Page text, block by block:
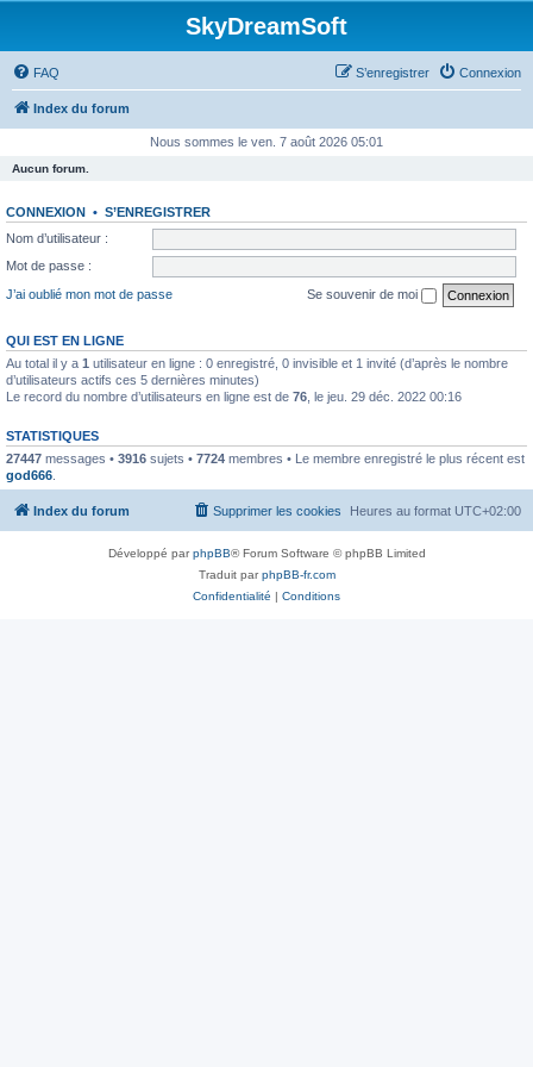
SkyDreamSoft
FAQ Connexion
S’enregistrer
Index du forum
Nous sommes le ven. 7 août 2026 05:01
Aucun forum.
CONNEXION • S’ENREGISTRER
Nom d’utilisateur :
Mot de passe :
J’ai oublié mon mot de passe
Se souvenir de moi
QUI EST EN LIGNE
Au total il y a 1 utilisateur en ligne : 0 enregistré, 0 invisible et 1 invité (d’après le nombre
d’utilisateurs actifs ces 5 dernières minutes)
Le record du nombre d’utilisateurs en ligne est de 76 , le jeu. 29 déc. 2022 00:16
STATISTIQUES
27447 messages • 3916 sujets • 7724 membres • Le membre enregistré le plus récent est
god666
Index du forum Heures au format UTC+02:00
Supprimer les cookies
Développé parphpBB® Forum Software © phpBB Limited
Traduit parphpBB-fr.com
Confidentialité | Conditions